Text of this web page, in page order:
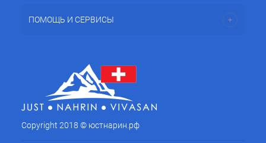
ПОМОЩЬ И СЕРВИСЫ
Copyright 2018 © юстнарин.рф